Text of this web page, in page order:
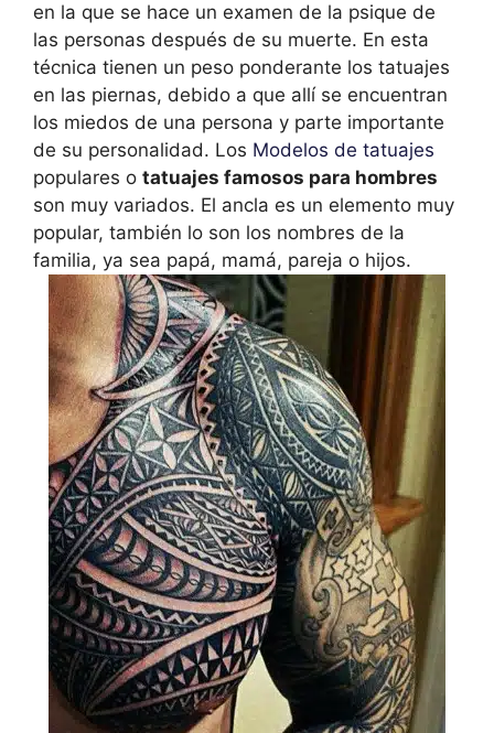
en la que se hace un examen de la psique de
las personas después de su muerte. En esta
técnica tienen un peso ponderante los tatuajes
en las piernas, debido a que allí se encuentran
los miedos de una persona y parte importante
de su personalidad. Los Modelos de tatuajes
populares o tatuajes famosos para hombres
son muy variados. El ancla es un elemento muy
popular, también lo son los nombres de la
familia, ya sea papá, mamá, pareja o hijos.